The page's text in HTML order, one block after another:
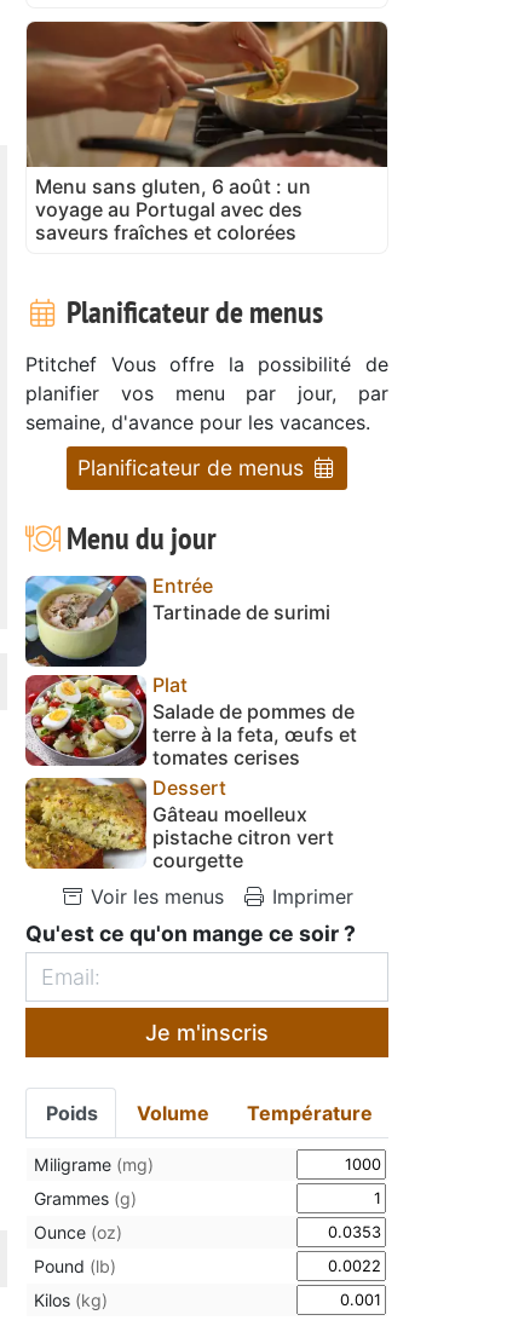
Menu sans gluten, 6 août : un
voyage au Portugal avec des
saveurs fraîches et colorées
Planificateur de menus
Ptitchef Vous offre la possibilité de
planifier vos menu par jour, par
semaine, d'avance pour les vacances.
Planificateur de menus
Menu du jour
Entrée
Tartinade de surimi
Plat
Salade de pommes de
terre à la feta, œufs et
tomates cerises
Dessert
Gâteau moelleux
pistache citron vert
courgette
Voir les menus
Imprimer
Qu'est ce qu'on mange ce soir ?
Je m'inscris
Poids Volume Température
Miligrame (mg)
Grammes (g)
Ounce (oz)
Pound (lb)
Kilos (kg)